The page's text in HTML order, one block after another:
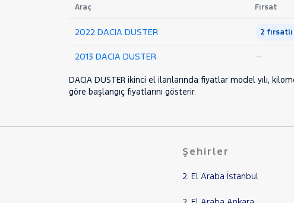
SEAT
SUBARU
TESLA
Araç Fırsat
2022 DACIA DUSTER 2
2013 DACIA DUSTER —
DACIA DUSTER ikinci el ilanlarında fiyatlar model yılı,
göre başlangıç fiyatlarını gösterir.
Şehirler
2. El Araba İstanbul